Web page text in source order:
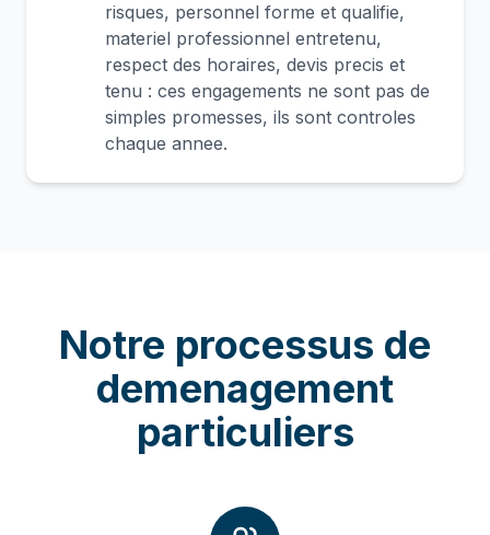
risques, personnel forme et qualifie,
materiel professionnel entretenu,
respect des horaires, devis precis et
tenu : ces engagements ne sont pas de
simples promesses, ils sont controles
chaque annee.
Notre processus de
demenagement
particuliers